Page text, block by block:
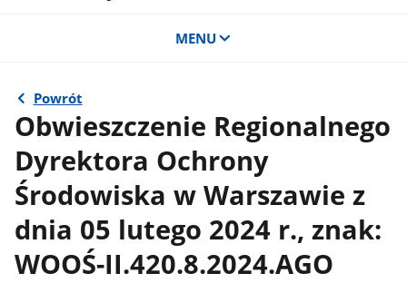
MENU
Powrót
Obwieszczenie Regionalnego
Dyrektora Ochrony
Środowiska w Warszawie z
dnia 05 lutego 2024 r., znak:
WOOŚ-II.420.8.2024.AGO